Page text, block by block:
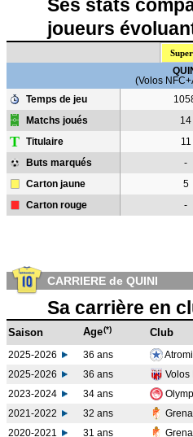
Ses stats
joueurs
(Volos
Temps de jeu
Matchs joués 14
T Titulaire 11
Buts marqués -
Carton jaune 5
Carton rouge -
CARRIERE de QUINI
Sa carrière en
Saison Age(*) Club
2025-2026 36 ans
2025-2026
36 ans Volos
2023-2024
34 ans
2021-2022
32 ans
2020-2021
31 ans